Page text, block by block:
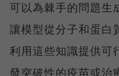
可以為棘手的問題生
讓模型從分子和蛋白
利用這些知識提供可
發突破性的疫苗或治